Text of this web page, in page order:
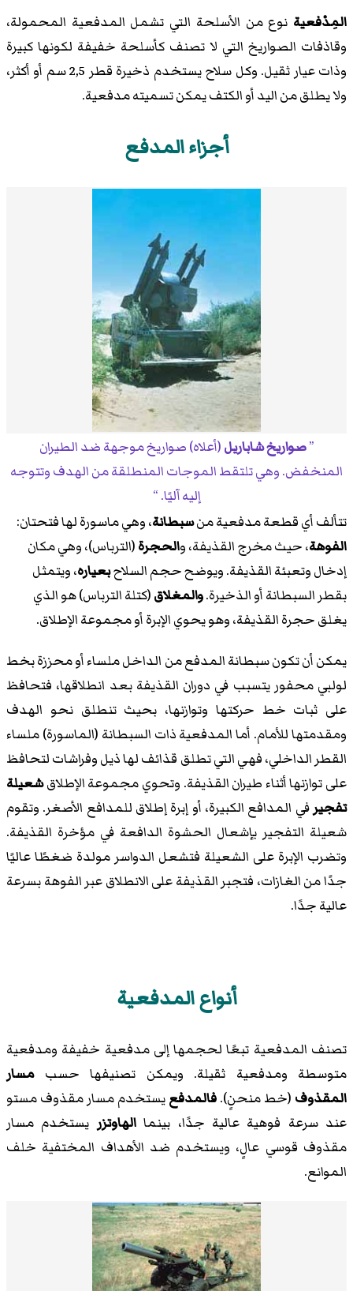
المِدْفعية نوع من الأسلحة التي تشمل المدفعية المحمولة،
وقاذفات الصواريخ التي لا تصنف كأسلحة خفيفة لكونها كبيرة
وذات عيار ثقيل. وكل سلاح يستخدم ذخيرة قطر 2,5 سم أو أكثر،
ولا يطلق من اليد أو الكتف يمكن تسميته مدفعية.
أجزاء المدفع
صواريخ شاباريل(أعلاه) صواريخ موجهة ضد الطيران
المنخفض. وهي تلتقط الموجات المنطلقة من الهدف وتتوجه
إليه آليًا.
تتألف أي قطعة مدفعية منسبطانة، وهي ماسورة لها فتحتان:
الفوهة، حيث مخرج القذيفة، والحجرة(الترباس)، وهي مكان
إدخال وتعبئة القذيفة. ويوضح حجم السلاحبعياره، ويتمثل
بقطر السبطانة أو الذخيرة.والمغلاق(كتلة الترباس) هو الذي
يغلق حجرة القذيفة، وهو يحوي الإبرة أو مجموعة الإطلاق.
يمكن أن تكون سبطانة المدفع من الداخل ملساء أو محززة بخط
لولبي محفور يتسبب في دوران القذيفة بعد انطلاقها، فتحافظ
على ثبات خط حركتها وتوازنها، بحيث تنطلق نحو الهدف
ومقدمتها للأمام. أما المدفعية ذات السبطانة (الماسورة) ملساء
القطر الداخلي، فهي التي تطلق قذائف لها ذيل وفراشات لتحافظ
على توازنها أثناء طيران القذيفة. وتحوي مجموعة الإطلاقشعيلة
تفجيرفي المدافع الكبيرة، أو إبرة إطلاق للمدافع الأصغر. وتقوم
شعيلة التفجير بإشعال الحشوة الدافعة في مؤخرة القذيفة.
وتضرب الإبرة على الشعيلة فتشعل الدواسر مولدة ضغطًا عاليًا
جدًا من الغازات، فتجبر القذيفة على الانطلاق عبر الفوهة بسرعة
عالية جدًا.
أنواع المدفعية
تصنف المدفعية تبعًا لحجمها إلى مدفعية خفيفة ومدفعية
متوسطة ومدفعية ثقيلة. ويمكن تصنيفها حسبمسار
المقذوف (خط منحنٍ).فالمدفعيستخدم مسار مقذوف مستو
عند سرعة فوهية عالية جدًا، بينماالهاوتزر يستخدم مسار
مقذوف قوسي عالٍ، ويستخدم ضد الأهداف المختفية خلف
الموانع.